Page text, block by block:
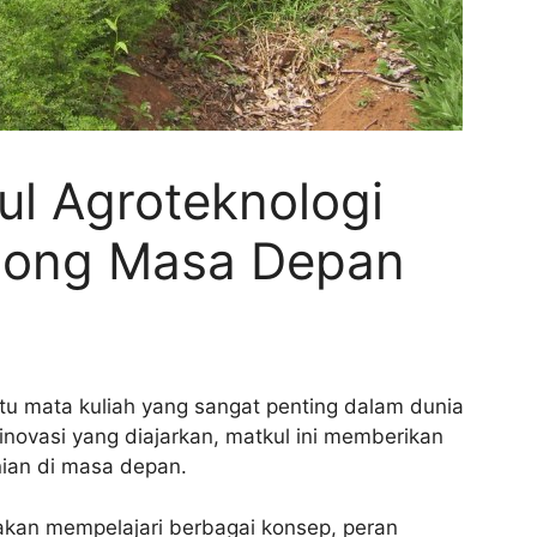
Agroteknologi
Masa Depan
mata kuliah yang sangat penting dalam dunia
yang diajarkan, matkul ini memberikan
di masa depan.
mempelajari berbagai konsep, peran